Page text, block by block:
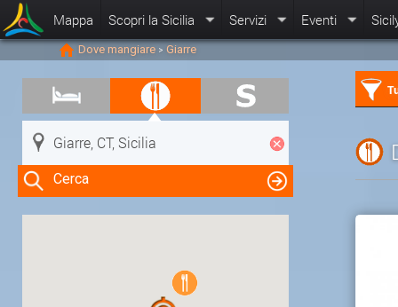
Mappa Scopri la Sicilia Servizi Eventi
Dove mangiare > Giarre
Cerca
Clicca su una risorsa nella mappa